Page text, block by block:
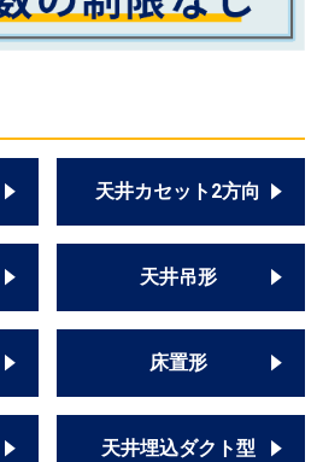
天井カセット2方向
天井吊形
床置形
天井埋込ダクト型